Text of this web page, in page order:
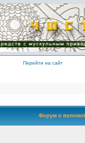
Перейти на сайт
Форум о